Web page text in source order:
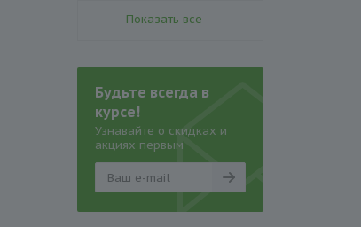
Показать все
Будьте всегда в
курсе!
Узнавайте о скидках и
акциях первым